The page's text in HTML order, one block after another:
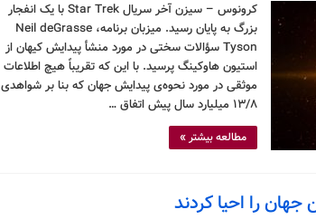
کرونوس – سیزن آخر سریال Star Trek با یک انفجار
بزرگ به پایان رسید. میزبان برنامه، Neil deGrasse
Tyson سؤالات سختی در مورد منشأ پیدایش کیهان از
استیون هاوکینگ پرسید. با این که تقریباً هیچ اطلاعات
موثقی در مورد نحوه‌ی پیدایش جهان که بنا بر شواهدی
۱۳/۸ میلیارد سال پیش اتفاق …
مطالعه بیشتر »
را احیا کردند